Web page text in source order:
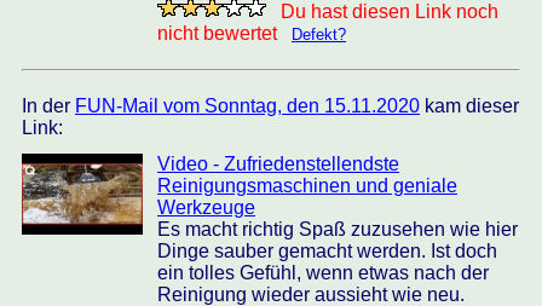
Du hast diesen Link noch
nicht bewertet
Defekt?
In der FUN-Mail vom Sonntag, den 15.11.2020 kam dieser
Link:
Video - Zufriedenstellendste
Reinigungsmaschinen und geniale
Werkzeuge
Es macht richtig Spaß zuzusehen wie hier
Dinge sauber gemacht werden. Ist doch
ein tolles Gefühl, wenn etwas nach der
Reinigung wieder aussieht wie neu.